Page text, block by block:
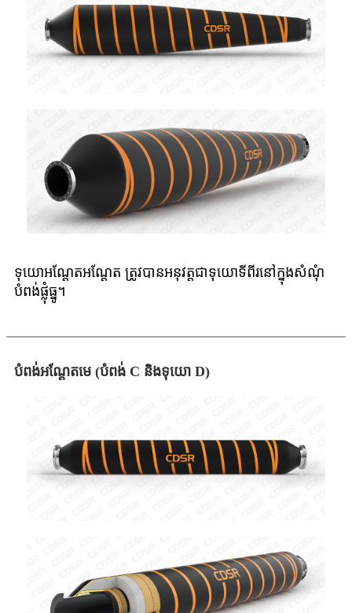
ទុយោអណ្តែតអណ្តែត ត្រូវបានអនុវត្តជាទុយោទីពីរនៅក្នុងសំណុំ
បំពង់ផ្លុំធ្នូ។
បំពង់អណ្តែតមេ (បំពង់ C និងទុយោ D)